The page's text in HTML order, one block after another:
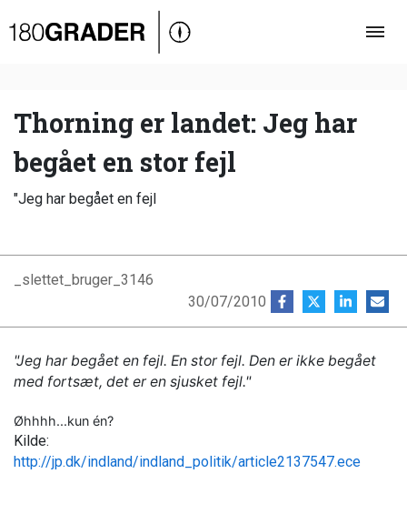
Oversigt
Debat
Video
Podcast
Thorning er landet: Jeg har
begået en stor fejl
"Jeg har begået en fejl
_slettet_bruger_3146
30/07/2010
"Jeg har begået en fejl. En stor fejl. Den er ikke begået
med fortsæt, det er en sjusket fejl."
Øhhhh...kun én?
Kilde:
http://jp.dk/indland/indland_politik/article2137547.ece